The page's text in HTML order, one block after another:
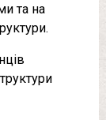
та на